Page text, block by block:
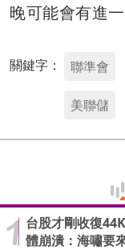
晚可能會有進
關鍵字： 聯準會
美聯儲
台股才剛收復
體崩潰：海嘯要